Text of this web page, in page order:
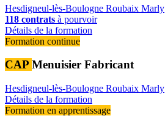
Hesdigneul-lès-Boulogne Roubaix Marly
118 contrats à pourvoir
Détails de la formation
Formation continue
CAP Menuisier Fabricant
Hesdigneul-lès-Boulogne Roubaix Marly
Détails de la formation
Formation en apprentissage